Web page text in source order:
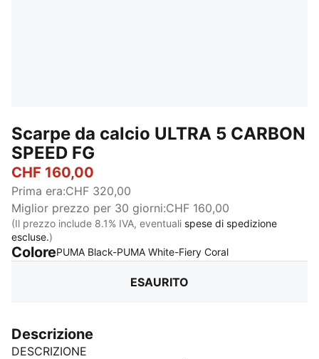
Scarpe da calcio ULTRA 5 CARBON
SPEED FG
CHF 160,00
Prima era:CHF 320,00
Miglior prezzo per 30 giorni:CHF 160,00
(Il prezzo include 8.1% IVA, eventuali spese di spedizione
escluse.)
ColorePUMA Black-PUMA White-Fiery Coral:
ESAURITO
Descrizione
DESCRIZIONE